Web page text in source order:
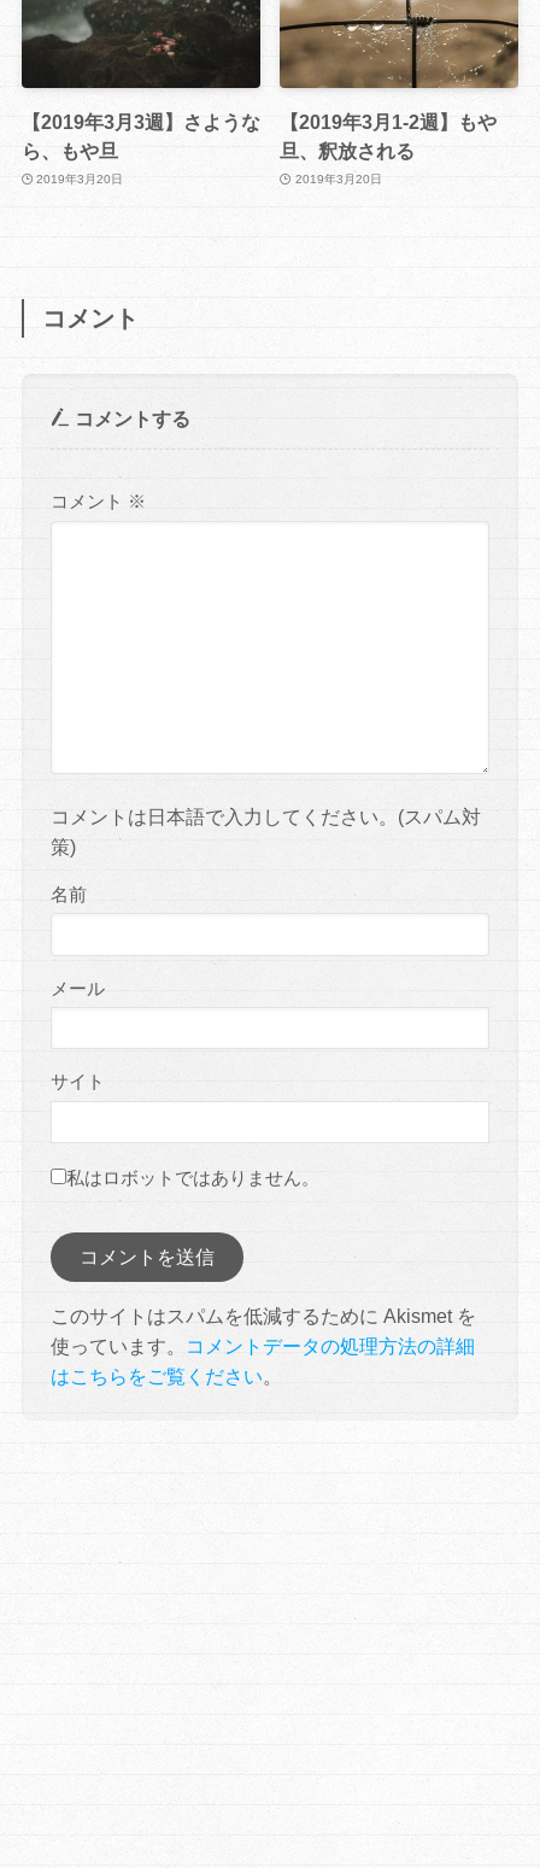
【2019年3月3週】さような
ら、もや旦
2019年3月20日
【2019年3月1-2週】もや
旦、釈放される
2019年3月20日
コメント
コメントする
コメント ※
コメントは日本語で入力してください。(スパム対
策)
名前
メール
サイト
私はロボットではありません。
このサイトはスパムを低減するために Akismet を
使っています。
コメントデータの処理方法の詳細
はこちらをご覧ください。